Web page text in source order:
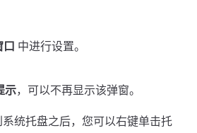
口 中进行设置。
示，可以不再显示该弹窗。
统托盘之后，您可以右键单击托